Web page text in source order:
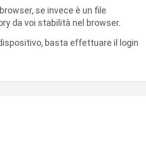
se invece è un file
da voi stabilità nel browser.
basta effettuare il login